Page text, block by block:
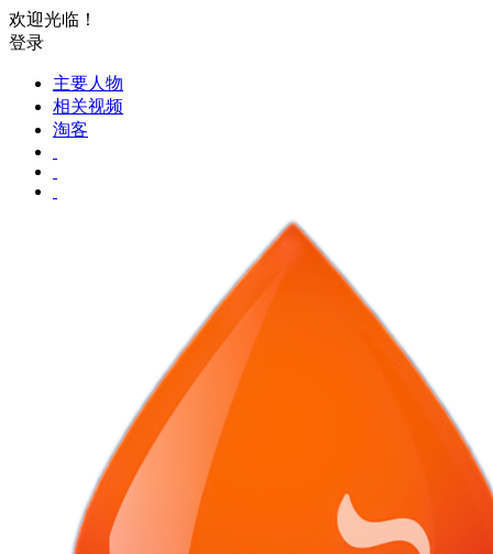
欢迎光临！
登录
主要人物
相关视频
淘客